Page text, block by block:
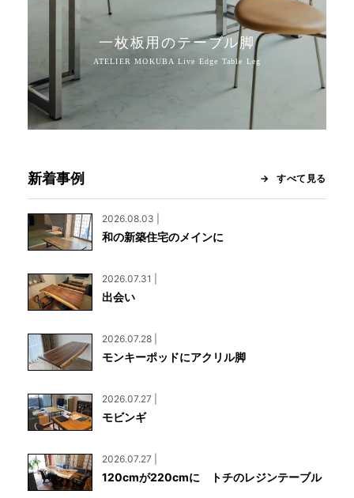
一枚板用のテーブル脚
新着事例 すべて見る
2026.08.03 |
和の新築住宅のメインに
2026.07.31 |
出会い
2026.07.28 |
モンキーポッドにアクリル脚
2026.07.27 |
モビンギ
2026.07.27 |
120cmが220cmに トチのレジンテーブル